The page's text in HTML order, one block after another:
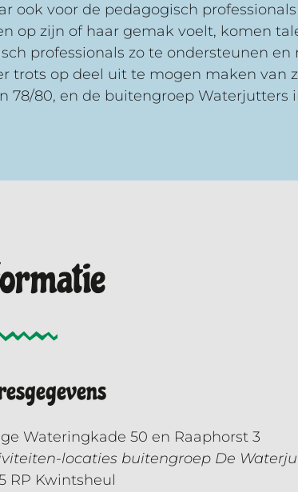
ook voor de pedagogisch
op zijn of haar gemak voelt, komen
professionals zo te ondersteunen
op deel uit te mogen maken van
78/80, en de buitengroep Waterjutters
Wateringkade 50 en Raaphorst 3
locaties buitengroep De
RP Kwintsheul